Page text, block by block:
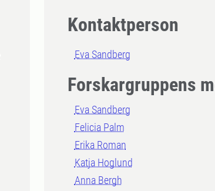
Kontaktperson
Eva Sandberg
Forskargruppens
Eva Sandberg
Felicia Palm
Erika Roman
Katja Hoglund
Anna Bergh